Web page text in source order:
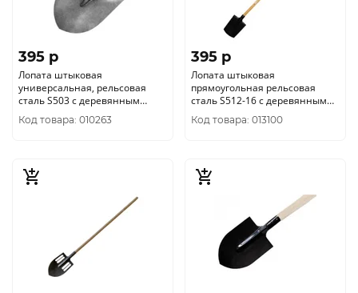
395 p
Лопата штыковая
универсальная, рельсовая
сталь S503 с деревянным
черенком
Код товара: 010263
395 p
Лопата штыковая
прямоугольная рельсовая
сталь S512-16 с деревянным
черенком
Код товара: 013100